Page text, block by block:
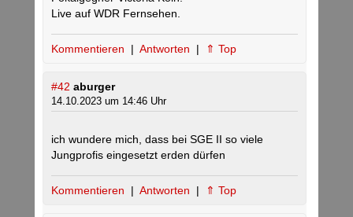
Live auf WDR Fernsehen.
Kommentieren | Antworten | ⇑ Top
#42 aburger
14.10.2023 um 14:46 Uhr
ich wundere mich, dass bei SGE II so viele
Jungprofis eingesetzt erden dürfen
Kommentieren | Antworten | ⇑ Top